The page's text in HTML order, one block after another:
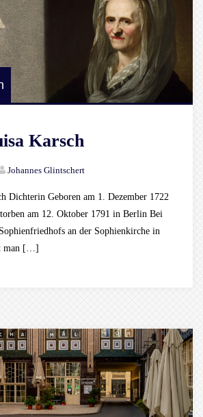
Karsch
Johannes Glintschert
Dichterin Geboren am 1. Dezember 1722
am 12. Oktober 1791 in Berlin Bei
an der Sophienkirche in
man […]